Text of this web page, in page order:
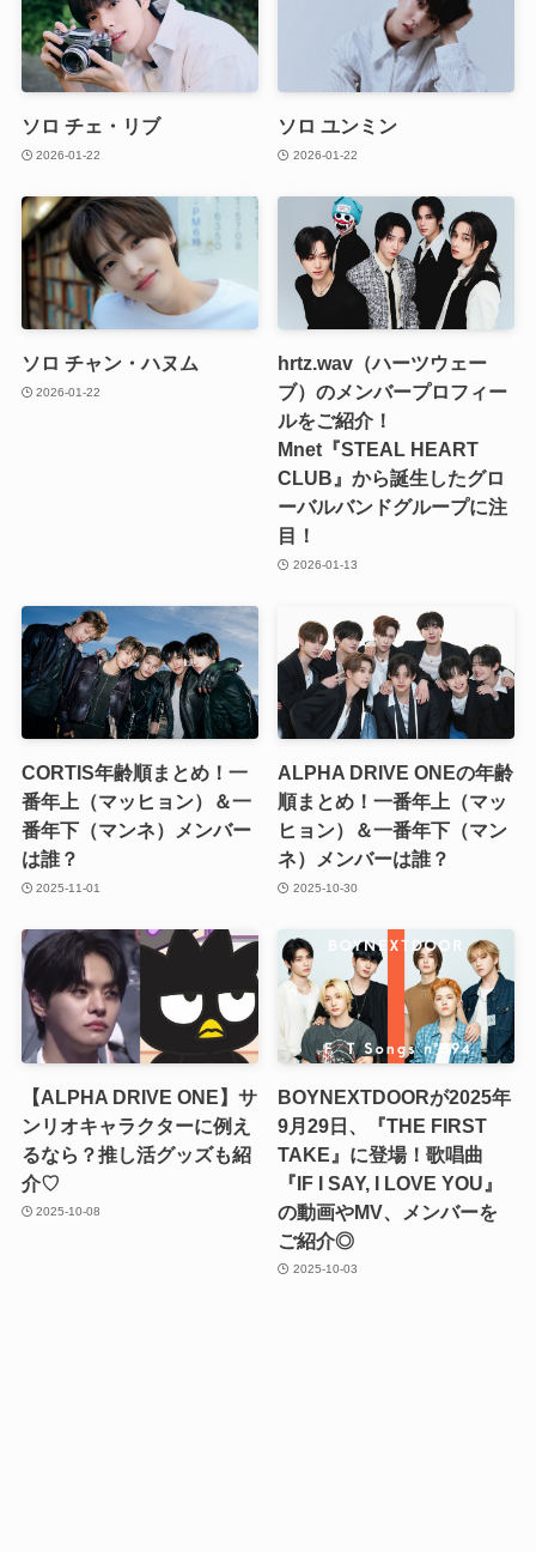
ソロ チェ・リブ
2026-01-22
ソロ ユンミン
2026-01-22
ソロ チャン・ハヌム
2026-01-22
hrtz.wav（ハーツウェー
ブ）のメンバープロフィー
ルをご紹介！
Mnet『STEAL HEART
CLUB』から誕生したグロ
ーバルバンドグループに注
目！
2026-01-13
CORTIS年齢順まとめ！一
番年上（マッヒョン）＆一
番年下（マンネ）メンバー
は誰？
2025-11-01
ALPHA DRIVE ONEの年齢
順まとめ！一番年上（マッ
ヒョン）＆一番年下（マン
ネ）メンバーは誰？
2025-10-30
【ALPHA DRIVE ONE】サ
ンリオキャラクターに例え
るなら？推し活グッズも紹
介♡
2025-10-08
BOYNEXTDOORが2025年
9月29日、『THE FIRST
TAKE』に登場！歌唱曲
『IF I SAY, I LOVE YOU』
の動画やMV、メンバーを
ご紹介◎
2025-10-03